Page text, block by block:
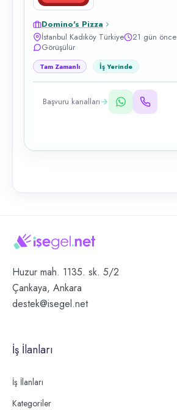
Domino's Pizza
İstanbul Kadıköy Türkiye
21 gün önce
Görüşülür
Tam Zamanlı İş Yerinde
Başvuru kanalları
Huzur mah. 1135. sk. 5/2
Çankaya, Ankara
destek@isegel.net
İş İlanları
İş İlanları
Kategoriler